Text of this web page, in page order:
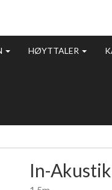
HØYTTALER
In-